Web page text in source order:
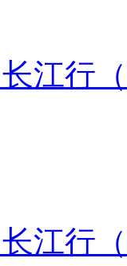
长江行
长江行